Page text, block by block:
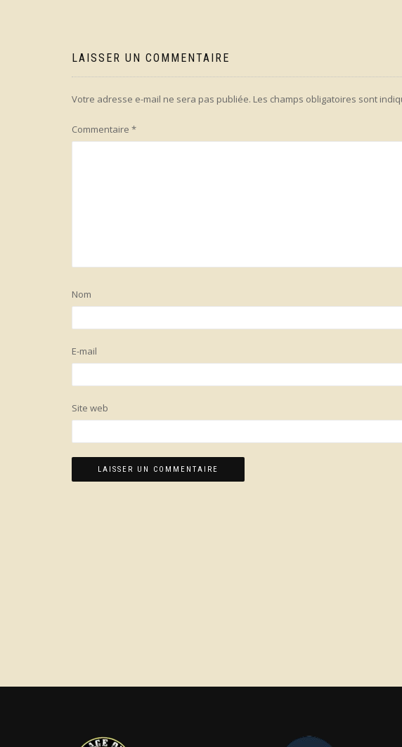
LAISSER UN COMMENTAIRE
Votre adresse e-mail ne sera pas publiée. Les champs obligatoires sont
Commentaire *
Nom
E-mail
Site web